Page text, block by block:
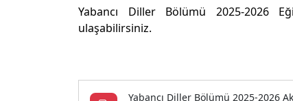
Yabancı Diller Bölümü 2025-2026
ulaşabilirsiniz.
Yabancı Diller Bölümü 2025-2026